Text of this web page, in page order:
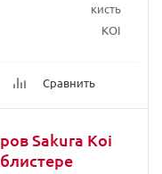
кисть
KOI
Сравнить
Sakura Koi